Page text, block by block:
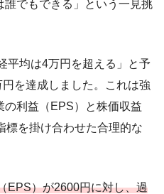
でもできる」という一見挑
平均は4万円を超える」と予
を達成しました。これは強
利益（EPS）と株価収益
標を掛け合わせた合理的な
EPS）が2600円に対し、過